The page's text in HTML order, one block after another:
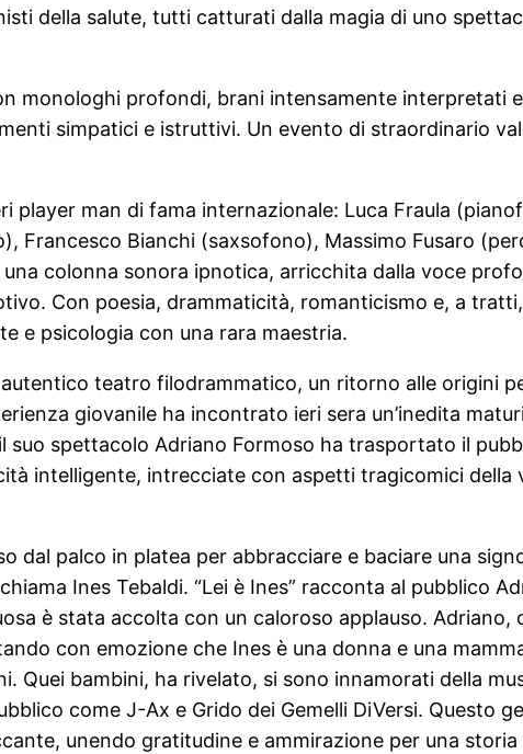
della salute, tutti catturati dalla magia di uno
monologhi profondi, brani intensamente interpretati
simpatici e istruttivi. Un evento di straordinario
man di fama internazionale: Luca Fraula
Bianchi (saxsofono), Massimo Fusaro
colonna sonora ipnotica, arricchita dalla voce
Con poesia, drammaticità, romanticismo e, a
e psicologia con una rara maestria.
teatro filodrammatico, un ritorno alle origini
giovanile ha incontrato ieri sera un’inedita
spettacolo Adriano Formoso ha trasportato il
intelligente, intrecciate con aspetti tragicomici della
dal palco in platea per abbracciare e baciare una
Ines Tebaldi. “Lei è Ines” racconta al pubblico
è stata accolta con un caloroso applauso. Adriano,
con emozione che Ines è una donna e una
bambini, ha rivelato, si sono innamorati della
come J-Ax e Grido dei Gemelli DiVersi. Questo
unendo gratitudine e ammirazione per una storia